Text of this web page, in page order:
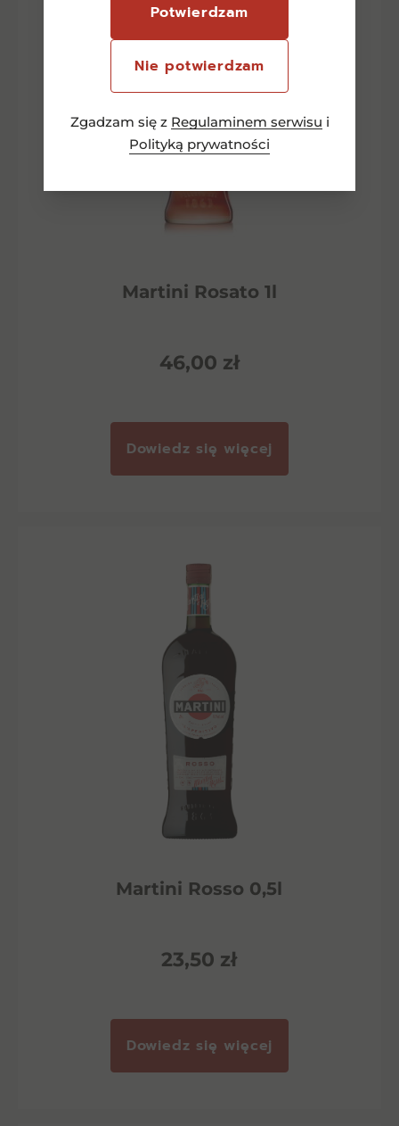
Potwierdzam
Nie potwierdzam
Zgadzam się z Regulaminem serwisu i
Polityką prywatności
Martini Rosato 1l
46,00 zł
Dowiedz się więcej
Martini Rosso 0,5l
23,50 zł
Dowiedz się więcej